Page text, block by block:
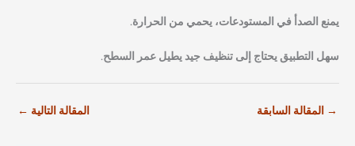
يمنع الصدأ في المستودعات، يحمي من الحرارة.
سهل التطبيق يحتاج إلى تنظيف جيد يطيل عمر السطح.
→ المقالة السابقة المقالة التالية ←